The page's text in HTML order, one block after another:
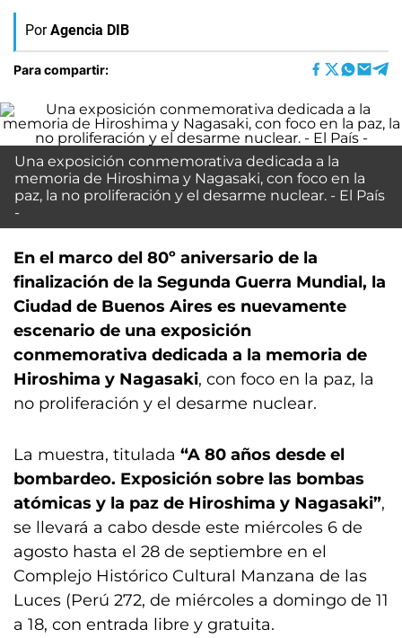
Por Agencia DIB
Para compartir:
Una exposición conmemorativa dedicada a la
memoria de Hiroshima y Nagasaki, con foco en la
paz, la no proliferación y el desarme nuclear. - El País
-
En el marco del 80º aniversario de la
finalización de la Segunda Guerra Mundial, la
Ciudad de Buenos Aires es nuevamente
escenario de una exposición
conmemorativa dedicada a la memoria de
Hiroshima y Nagasaki, con foco en la paz, la
no proliferación y el desarme nuclear.
La muestra, titulada “A 80 años desde el
bombardeo. Exposición sobre las bombas
atómicas y la paz de Hiroshima y Nagasaki”,
se llevará a cabo desde este miércoles 6 de
agosto hasta el 28 de septiembre en el
Complejo Histórico Cultural Manzana de las
Luces (Perú 272, de miércoles a domingo de 11
a 18, con entrada libre y gratuita.